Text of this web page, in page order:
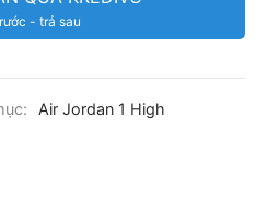
- trả sau
Air Jordan 1 High